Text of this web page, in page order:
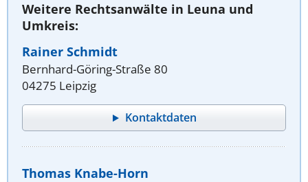
Weitere Rechtsanwälte in Leuna und
Umkreis:
Rainer Schmidt
Bernhard-Göring-Straße 80
04275 Leipzig
Kontaktdaten
Thomas Knabe-Horn